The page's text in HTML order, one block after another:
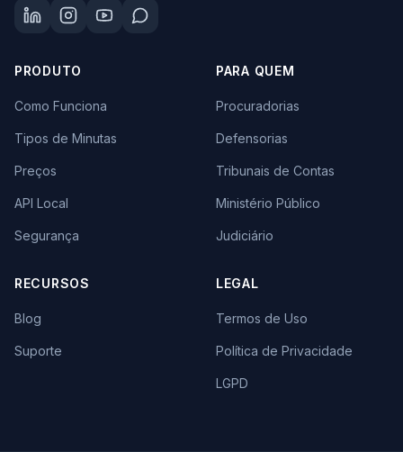
PRODUTO
Como Funciona
Tipos de Minutas
Preços
API Local
Segurança
PARA QUEM
Procuradorias
Defensorias
Tribunais de Contas
Ministério Público
Judiciário
RECURSOS
Blog
Suporte
LEGAL
Termos de Uso
Política de Privacidade
LGPD